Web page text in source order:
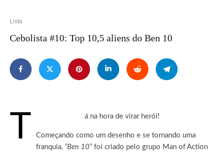
Lista
Cebolista #10: Top 10,5 aliens do Ben 10
T á na hora de virar herói!
Começando como um desenho e se tornando uma
franquia, “Ben 10” foi criado pelo grupo Man of Action